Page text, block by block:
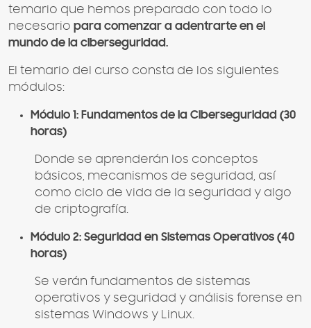
temario que hemos preparado con todo lo
necesario para comenzar a adentrarte en el
mundo de la ciberseguridad.
El temario del curso consta de los siguientes
módulos:
Módulo 1: Fundamentos de la Ciberseguridad (30
horas)
Donde se aprenderán los conceptos
básicos, mecanismos de seguridad, así
como ciclo de vida de la seguridad y algo
de criptografía.
Módulo 2: Seguridad en Sistemas Operativos (40
horas)
Se verán fundamentos de sistemas
operativos y seguridad y análisis forense en
sistemas Windows y Linux.